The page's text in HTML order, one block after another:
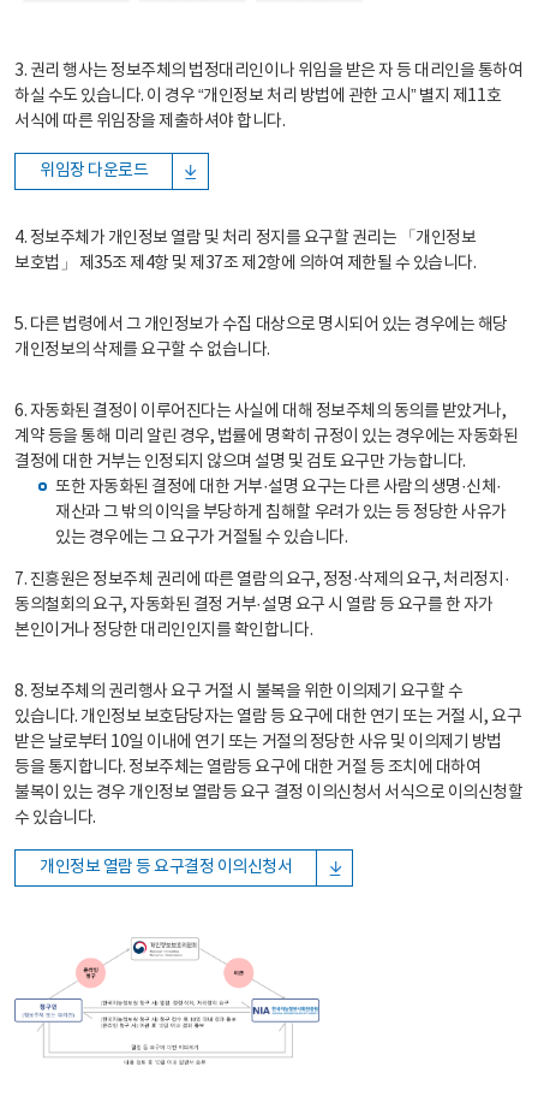
3. 권리 행사는 정보주체의 법정대리인이나 위임을 받은 자 등 대리인을 통하여
하실 수도 있습니다. 이 경우 “개인정보 처리 방법에 관한 고시” 별지 제11호
서식에 따른 위임장을 제출하셔야 합니다.
위임장 다운로드
4. 정보주체가 개인정보 열람 및 처리 정지를 요구할 권리는 「개인정보
보호법」 제35조 제4항 및 제37조 제2항에 의하여 제한될 수 있습니다.
5. 다른 법령에서 그 개인정보가 수집 대상으로 명시되어 있는 경우에는 해당
개인정보의 삭제를 요구할 수 없습니다.
6. 자동화된 결정이 이루어진다는 사실에 대해 정보주체의 동의를 받았거나,
계약 등을 통해 미리 알린 경우, 법률에 명확히 규정이 있는 경우에는 자동화된
결정에 대한 거부는 인정되지 않으며 설명 및 검토 요구만 가능합니다.
또한 자동화된 결정에 대한 거부·설명 요구는 다른 사람의 생명·신체·
재산과 그 밖의 이익을 부당하게 침해할 우려가 있는 등 정당한 사유가
있는 경우에는 그 요구가 거절될 수 있습니다.
7. 진흥원은 정보주체 권리에 따른 열람의 요구, 정정·삭제의 요구, 처리정지·
동의철회의 요구, 자동화된 결정 거부·설명 요구 시 열람 등 요구를 한 자가
본인이거나 정당한 대리인인지를 확인합니다.
8. 정보주체의 권리행사 요구 거절 시 불복을 위한 이의제기 요구할 수
있습니다. 개인정보 보호담당자는 열람 등 요구에 대한 연기 또는 거절 시, 요구
받은 날로부터 10일 이내에 연기 또는 거절의 정당한 사유 및 이의제기 방법
등을 통지합니다. 정보주체는 열람등 요구에 대한 거절 등 조치에 대하여
불복이 있는 경우 개인정보 열람등 요구 결정 이의신청서 서식으로 이의신청할
수 있습니다.
개인정보 열람 등 요구결정 이의신청서